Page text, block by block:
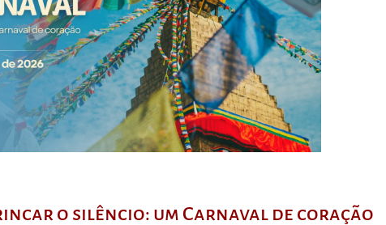
o silêncio: um Carnaval de coração